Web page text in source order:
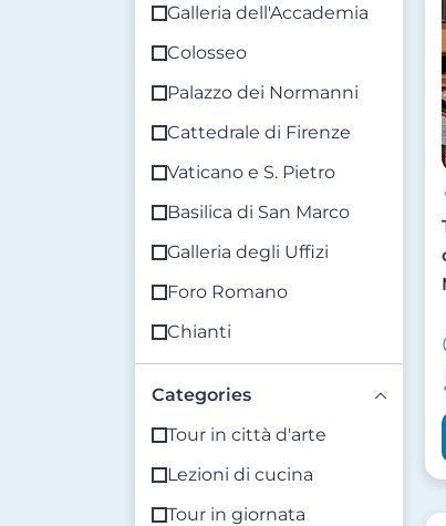
Galleria dell'Accademia
Colosseo
Palazzo dei Normanni
Cattedrale di Firenze
Vaticano e S. Pietro
Basilica di San Marco
Galleria degli Uffizi
Foro Romano
Chianti
Categories
Tour in città d'arte
Lezioni di cucina
Tour in giornata